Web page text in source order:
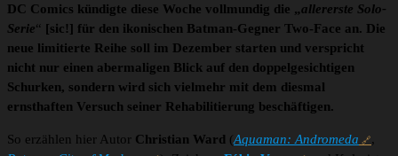
DC Comics kündigte diese Woche vollmundig die „allererste Solo-
Serie“ [sic!] für den ikonischen Batman-Gegner Two-Face an. Die
neue limitierte Reihe soll im Dezember starten und verspricht
nicht nur einen abermaligen Blick auf den doppelgesichtigen
Schurken, sondern wird sich vielmehr mit dem diesmal
ernsthaften Versuch seiner Rehabilitierung beschäftigen.
So erzählen hier Autor Christian Ward (Aquaman: Andromeda
,